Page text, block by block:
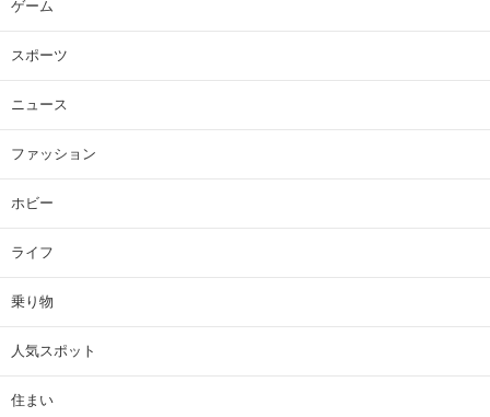
ゲーム
スポーツ
ニュース
ファッション
ホビー
ライフ
乗り物
人気スポット
住まい